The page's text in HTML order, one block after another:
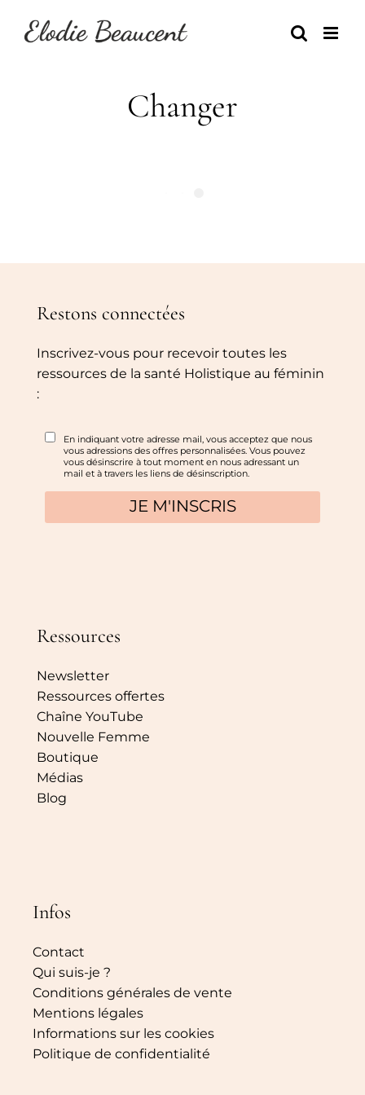
Changer
Restons connectées
Inscrivez-vous pour recevoir toutes les
ressources de la santé Holistique au féminin
:
Ressources
Newsletter
Ressources offertes
Chaîne YouTube
Nouvelle Femme
Boutique
Médias
Blog
Infos
Contact
Qui suis-je ?
Conditions générales de vente
Mentions légales
Informations sur les cookies
Politique de confidentialité